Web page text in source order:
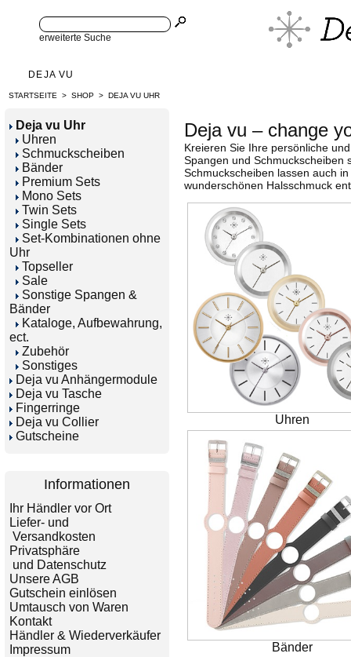
erweiterte Suche
DEJA VU
STARTSEITE > SHOP > DEJA VU UHR
Deja vu Uhr
Uhren
Schmuckscheiben
Bänder
Premium Sets
Mono Sets
Twin Sets
Single Sets
Set-Kombinationen ohne
Uhr
Topseller
Sale
Sonstige Spangen &
Bänder
Kataloge, Aufbewahrung,
ect.
Zubehör
Sonstiges
Deja vu Anhängermodule
Deja vu Tasche
Fingerringe
Deja vu Collier
Gutscheine
Informationen
Ihr Händler vor Ort
Liefer- und
Versandkosten
Privatsphäre
und Datenschutz
Unsere AGB
Gutschein einlösen
Umtausch von Waren
Kontakt
Händler & Wiederverkäufer
Impressum
Deja vu – change
Kreieren Sie Ihre persönliche
Spangen und Schmuckscheiben
Schmuckscheiben lassen auch
wunderschönen Halsschmuck
Uhren
Bänder